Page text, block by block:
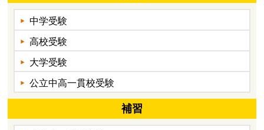
中学受験
高校受験
大学受験
公立中高一貫校受験
補習